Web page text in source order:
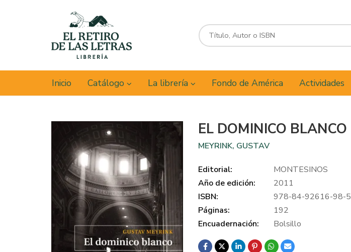
Inicio Catálogo La librería Fondo de América Actividades
EL DOMINICO BLANCO
MEYRINK, GUSTAV
Editorial:
MONTESINOS
Año de edición:
2011
ISBN:
978-84-92616-98-5
Páginas:
192
Encuadernación:
Bolsillo